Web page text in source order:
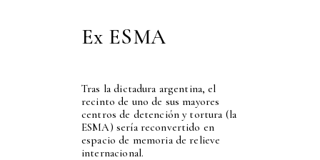
Ex ESMA
Tras la dictadura argentina, el
recinto de uno de sus mayores
centros de detención y tortura (la
ESMA) sería reconvertido en
espacio de memoria de relieve
internacional.